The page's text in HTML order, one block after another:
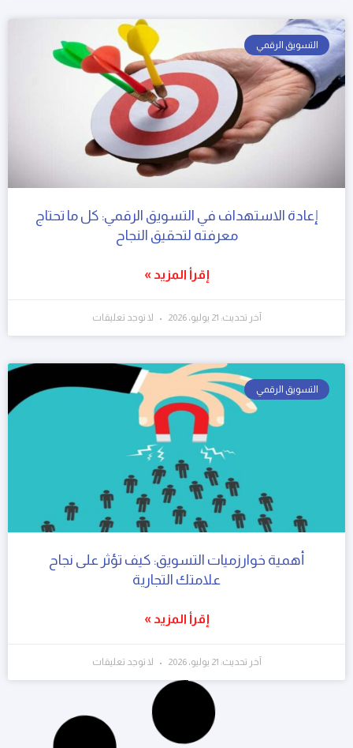
التسويق الرقمي
إعادة الاستهداف في التسويق الرقمي: كل ما تحتاج
معرفته لتحقيق النجاح
إقرأ المزيد »
آخر تحديث: 21 يوليو، 2026 لا توجد تعليقات
التسويق الرقمي
أهمية خوارزميات التسويق: كيف تؤثر على نجاح
علامتك التجارية
إقرأ المزيد »
آخر تحديث: 21 يوليو، 2026 لا توجد تعليقات